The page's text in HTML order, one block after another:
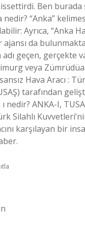
Ben burada
nedir? “Anka”
Ayrıca, “Anka
ajansı da
geçen, gerçekte
veya
Hava Aracı :
tarafından
nedir? ANKA-I,
Silahlı
karşılayan bir